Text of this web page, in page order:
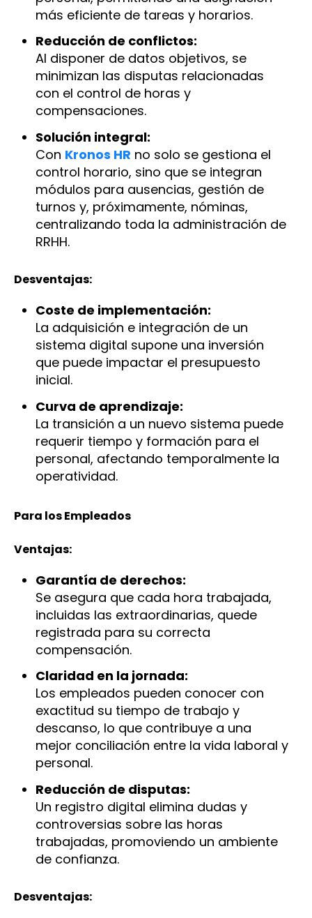
más eficiente de tareas y horarios.
Reducción de conflictos:
Al disponer de datos objetivos, se
minimizan las disputas relacionadas
con el control de horas y
compensaciones.
Solución integral:
Con Kronos HR no solo se gestiona el
control horario, sino que se integran
módulos para ausencias, gestión de
turnos y, próximamente, nóminas,
centralizando toda la administración de
RRHH.
Desventajas:
Coste de implementación:
La adquisición e integración de un
sistema digital supone una inversión
que puede impactar el presupuesto
inicial.
Curva de aprendizaje:
La transición a un nuevo sistema puede
requerir tiempo y formación para el
personal, afectando temporalmente la
operatividad.
Para los Empleados
Ventajas:
Garantía de derechos:
Se asegura que cada hora trabajada,
incluidas las extraordinarias, quede
registrada para su correcta
compensación.
Claridad en la jornada:
Los empleados pueden conocer con
exactitud su tiempo de trabajo y
descanso, lo que contribuye a una
mejor conciliación entre la vida laboral y
personal.
Reducción de disputas:
Un registro digital elimina dudas y
controversias sobre las horas
trabajadas, promoviendo un ambiente
de confianza.
Desventajas: